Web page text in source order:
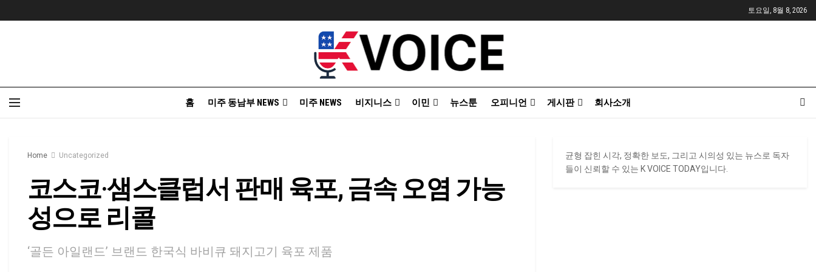
토요일, 8월 8, 2026
홈 미주 동남부 NEWS 미주 NEWS 비지니스 이민 뉴스툰 오피니언 게시판 회사소개
Home Uncategorized
코스코·샘스클럽서 판매 육포, 금속 오염 가능
성으로 리콜
‘골든 아일랜드’ 브랜드 한국식 바비큐 돼지고기 육포 제품
균형 잡힌 시각, 정확한 보도, 그리고 시의성 있는 뉴스로 독자
들이 신뢰할 수 있는 K VOICE TODAY입니다.